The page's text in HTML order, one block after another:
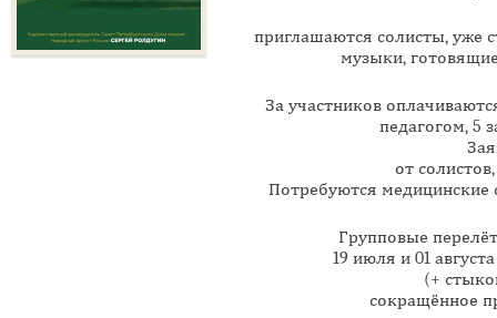
приглашаются солисты, уже
музыки,
За участников
педагогом, 5
от
Потребуются медицинские
Групповые
19 июля и 01
(+
сокращённое